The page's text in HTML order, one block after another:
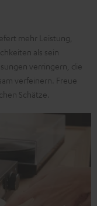
mehr Leistung,
als sein
verringern, die
verfeinern. Freue
Schätze.